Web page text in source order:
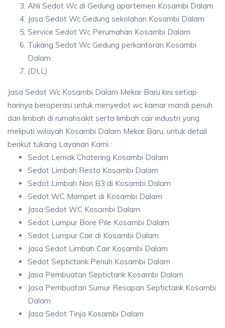
Ahli Sedot Wc di Gedung apartemen Kosambi Dalam
Jasa Sedot Wc Gedung sekolahan Kosambi Dalam
Service Sedot Wc Perumahan Kosambi Dalam
Tukang Sedot Wc Gedung perkantoran Kosambi
Dalam
(DLL)
Jasa Sedot Wc Kosambi Dalam Mekar Baru kini setiap
harinya beroperasi untuk menyedot wc kamar mandi penuh
dan limbah di rumahsakit serta limbah cair industri yang
meliputi wilayah Kosambi Dalam Mekar Baru, untuk detail
berikut tukang Layanan Kami :
Sedot Lemak Chatering Kosambi Dalam
Sedot Limbah Resto Kosambi Dalam
Sedot Limbah Non B3 di Kosambi Dalam
Sedot WC Mampet di Kosambi Dalam
Jasa Sedot WC Kosambi Dalam
Sedot Lumpur Bore Pile Kosambi Dalam
Sedot Lumpur Cair di Kosambi Dalam
Jasa Sedot Limbah Cair Kosambi Dalam
Sedot Septictank Penuh Kosambi Dalam
Jasa Pembuatan Septictank Kosambi Dalam
Jasa Pembuatan Sumur Resapan Septictank Kosambi
Dalam
Jasa Sedot Tinja Kosambi Dalam